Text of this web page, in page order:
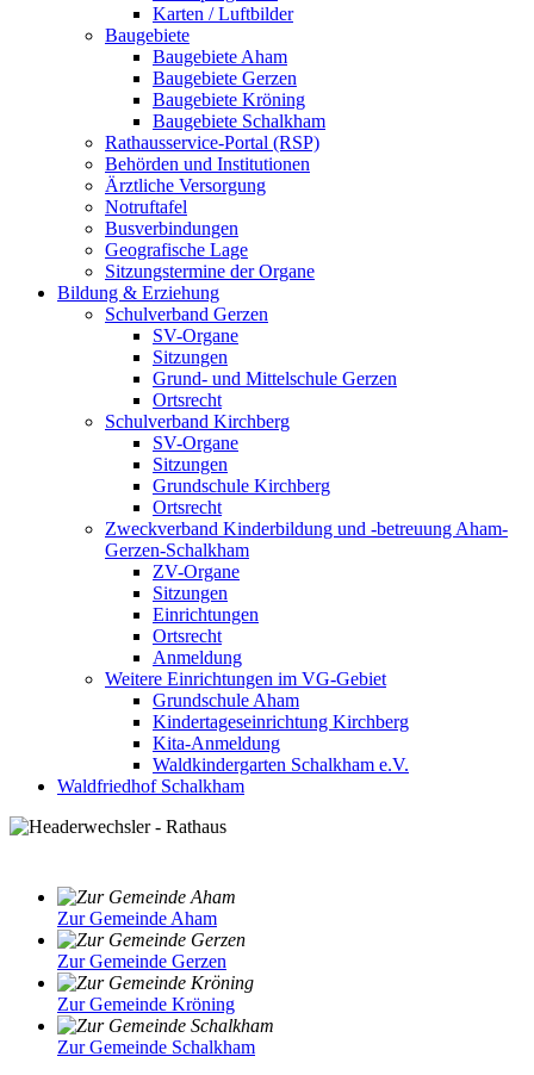
Karten / Luftbilder
Baugebiete
Baugebiete Aham
Baugebiete Gerzen
Baugebiete Kröning
Baugebiete Schalkham
Rathausservice-Portal (RSP)
Behörden und Institutionen
Ärztliche Versorgung
Notruftafel
Busverbindungen
Geografische Lage
Sitzungstermine der Organe
Bildung & Erziehung
Schulverband Gerzen
SV-Organe
Sitzungen
Grund- und Mittelschule Gerzen
Ortsrecht
Schulverband Kirchberg
SV-Organe
Sitzungen
Grundschule Kirchberg
Ortsrecht
Zweckverband Kinderbildung und -betreuung Aham-
Gerzen-Schalkham
ZV-Organe
Sitzungen
Einrichtungen
Ortsrecht
Anmeldung
Weitere Einrichtungen im VG-Gebiet
Grundschule Aham
Kindertageseinrichtung Kirchberg
Kita-Anmeldung
Waldkindergarten Schalkham e.V.
Waldfriedhof Schalkham
Zur Gemeinde Aham
Zur Gemeinde Gerzen
Zur Gemeinde Kröning
Zur Gemeinde Schalkham